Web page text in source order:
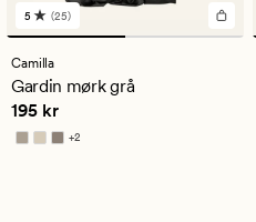
25
anmeldelser
med
en
gjennomsnittlig
vurdering
på
5
5 (25)
Camilla
Gardin mørk grå
Pris 195 kr
195 kr
+2
Tilgjengelig i flere farger